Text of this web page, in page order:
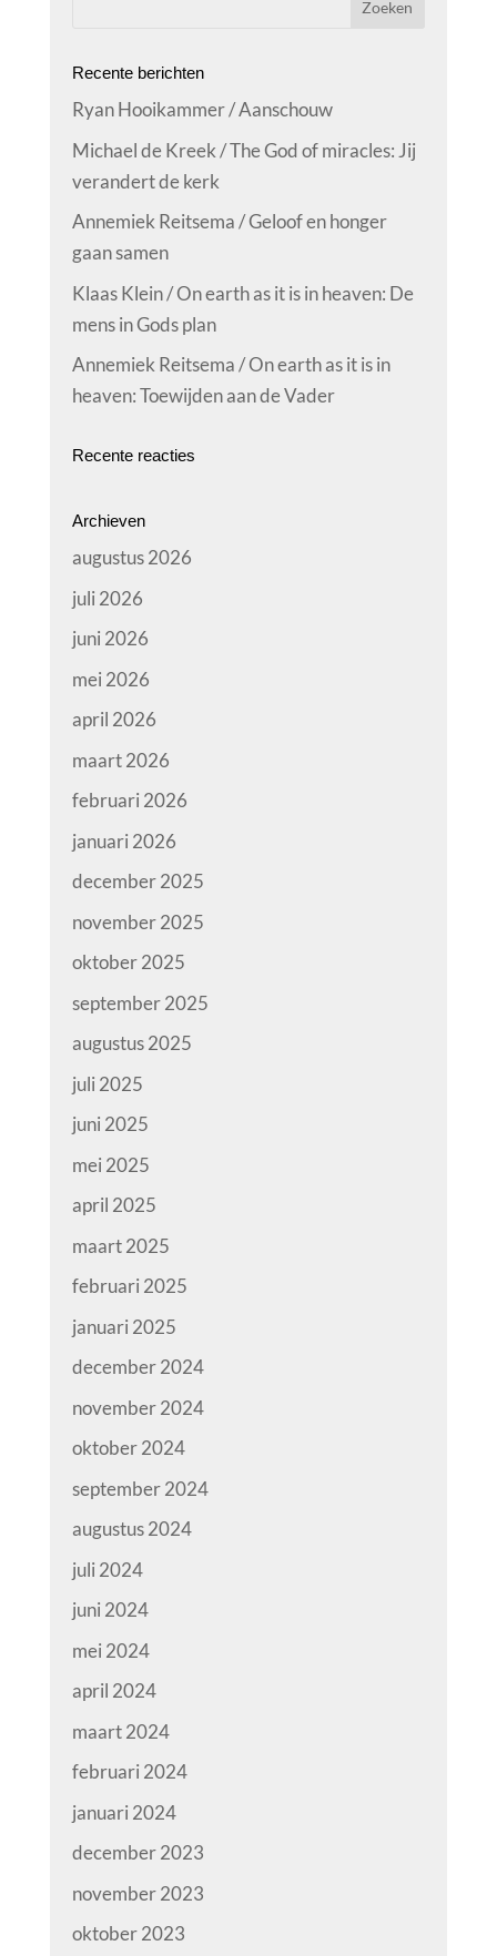
Recente berichten
Ryan Hooikammer / Aanschouw
Michael de Kreek / The God of miracles: Jij
verandert de kerk
Annemiek Reitsema / Geloof en honger
gaan samen
Klaas Klein / On earth as it is in heaven: De
mens in Gods plan
Annemiek Reitsema / On earth as it is in
heaven: Toewijden aan de Vader
Recente reacties
Archieven
augustus 2026
juli 2026
juni 2026
mei 2026
april 2026
maart 2026
februari 2026
januari 2026
december 2025
november 2025
oktober 2025
september 2025
augustus 2025
juli 2025
juni 2025
mei 2025
april 2025
maart 2025
februari 2025
januari 2025
december 2024
november 2024
oktober 2024
september 2024
augustus 2024
juli 2024
juni 2024
mei 2024
april 2024
maart 2024
februari 2024
januari 2024
december 2023
november 2023
oktober 2023